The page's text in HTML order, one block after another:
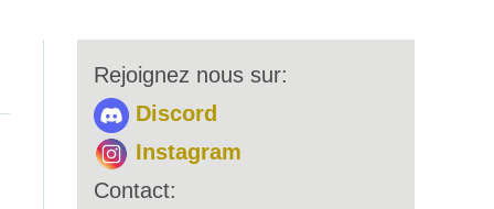
Rejoignez nous sur:
Discord
Instagram
Contact: